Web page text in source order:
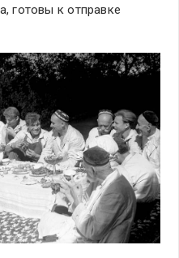
готовы к отправке